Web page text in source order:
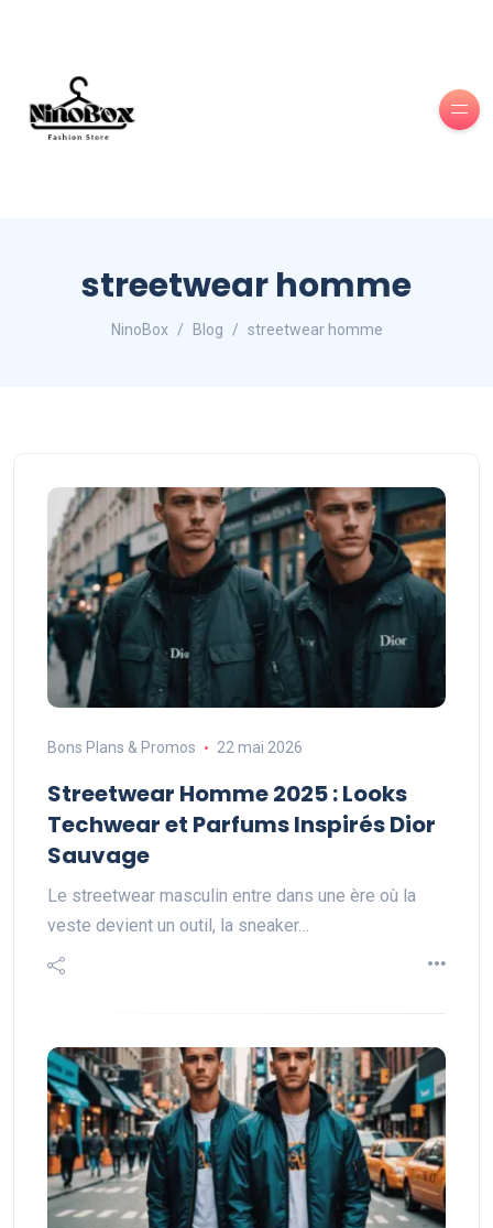
streetwear homme
NinoBox Blog streetwear homme
Bons Plans & Promos 22 mai 2026
Streetwear Homme 2025 : Looks
Techwear et Parfums Inspirés Dior
Sauvage
Le streetwear masculin entre dans une ère où la
veste devient un outil, la sneaker…